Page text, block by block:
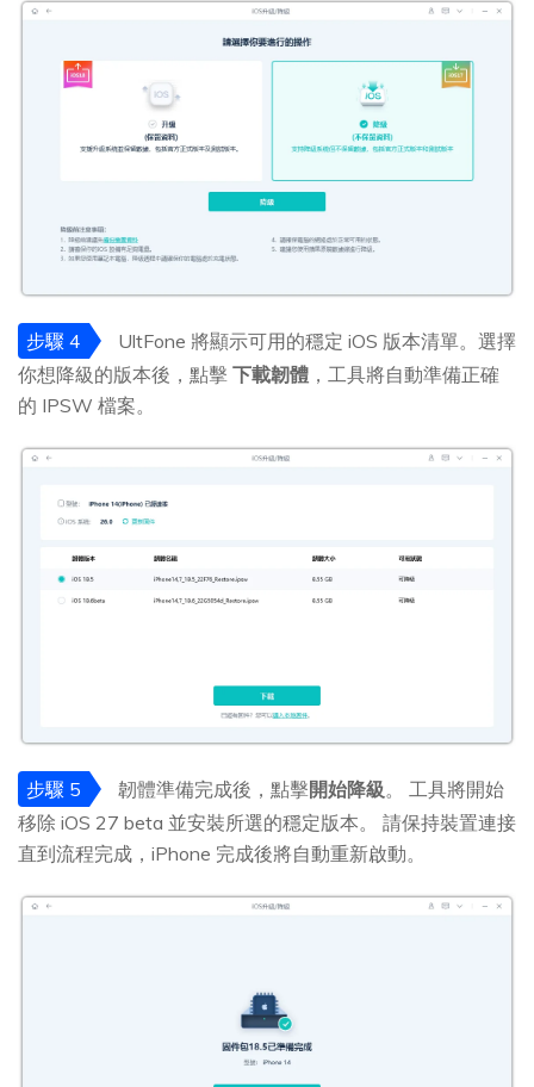
步驟 4
UltFone 將顯示可用的穩定 iOS 版本清單。選擇
你想降級的版本後，點擊 下載韌體 ，工具將自動準備正確
的 IPSW 檔案。
步驟 5 韌體準備完成後，點擊開始降級。 工具將開始
移除 iOS 27 beta 並安裝所選的穩定版本。 請保持裝置連接
直到流程完成，iPhone 完成後將自動重新啟動。